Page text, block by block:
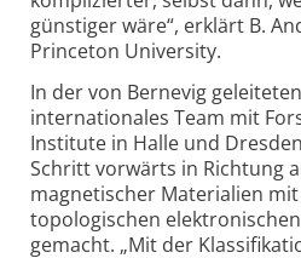
günstiger wäre“, erklärt B.
Princeton University.
In der von Bernevig
internationales Team mit
Institute in Halle und
Schritt vorwärts in Richtung
magnetischer Materialien
topologischen
gemacht. „Mit der